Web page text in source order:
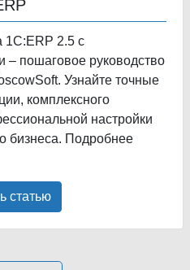
1С:ERP 2.5 с
пошаговое руководство
Узнайте точные
комплексного
настройки
бизнеса. Подробнее
статью